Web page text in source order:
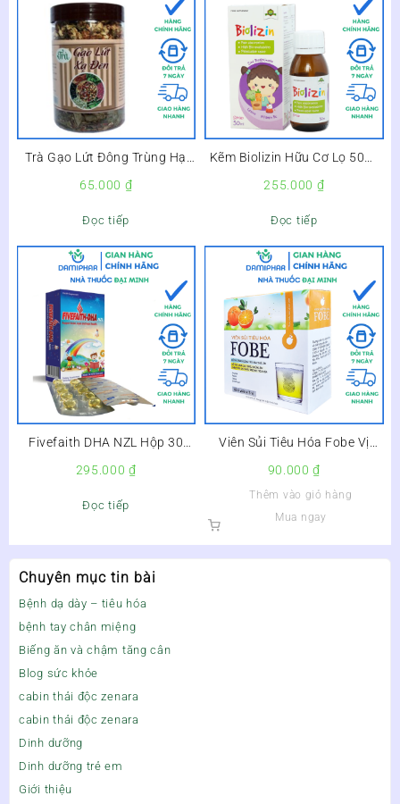
Chuyên mục tin bài
Bệnh dạ dày – tiêu hóa
bệnh tay chân miệng
Biếng ăn và chậm tăng cân
Blog sức khỏe
cabin thải độc zenara
cabin thải độc zenara
Dinh dưỡng
Dinh dưỡng trẻ em
Giới thiệu
Trà Gạo Lứt Đông Trùng Hạ
65.000 ₫
Đọc tiếp
Kẽm Biolizin Hữu Cơ Lọ 50ml
Kháng –
255.000 ₫
Đọc tiếp
Fivefaith DHA NZL Hộp 30
Viên – Bổ Sung DHA Cho Trẻ,
Bổ Não, Sáng Mắt –
295.000₫
Đọc tiếp
Viên Sủi Tiêu Hóa Fobe Vị
Cam Hộp 20 Viên –
90.000₫
Thêm vào giỏ hàng
Mua ngay